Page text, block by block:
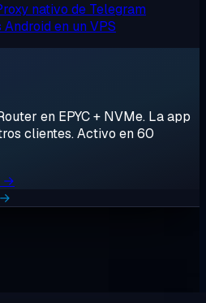
nativo de Telegram
Android en un VPS
en EPYC + NVMe. La app
clientes. Activo en 60
→